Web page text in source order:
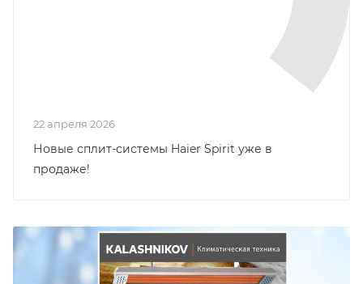
22 апреля 2026
Новые сплит-системы Haier Spirit уже в
продаже!